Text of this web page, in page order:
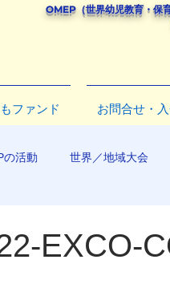
OMEP（世界幼児教育・保
ファンド お問合せ・
の活動 世界／地域大会
EXCO-